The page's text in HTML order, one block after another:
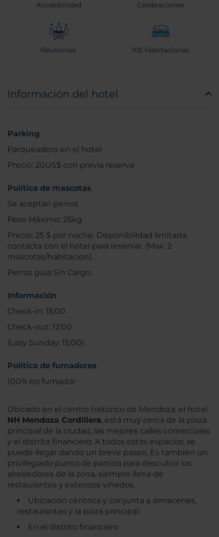
Accesibilidad Celebraciones
Reuniones 105 Habitaciones
Información del hotel
Parking
Parqueadero en el hotel
Precio: 20US$ con previa reserva
Política de mascotas
Se aceptan perros
Peso Máximo: 25kg
Precio: 25 $ por noche. Disponibilidad limitada,
contacta con el hotel para reservar. (Max. 2
mascotas/habitación).
Perros guía Sin Cargo.
Información
Check-in: 15:00
Check-out: 12:00
(Lazy Sunday: 15:00)
Política de fumadores
100% no fumador
Ubicado en el centro histórico de Mendoza, el hotel
NH Mendoza Cordillera, está muy cerca de la plaza
principal de la ciudad, las mejores calles comerciales
y el distrito financiero. A todos estos espacios, se
puede llegar dando un breve paseo. Es también un
privilegiado punto de partida para descubrir los
alrededores de la zona, siempre llena de
restaurantes y extensos viñedos.
Ubicación céntrica y conjunta a almacenes,
restaurantes y la plaza principal
En el distrito financiero